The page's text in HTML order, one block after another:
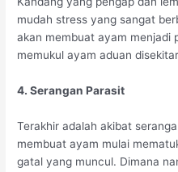
mudah stress yang sangat
akan membuat ayam menjadi
memukul ayam aduan
4. Serangan Parasit
Terakhir adalah akibat
membuat ayam mulai
gatal yang muncul. Dimana